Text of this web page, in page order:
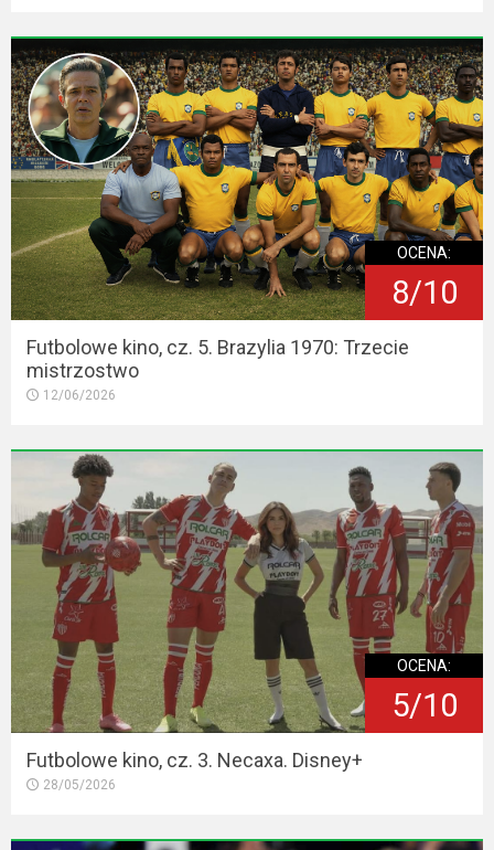
OCENA:
8/10
Futbolowe kino, cz. 5. Brazylia 1970: Trzecie
mistrzostwo
12/06/2026
OCENA:
5/10
Futbolowe kino, cz. 3. Necaxa. Disney+
28/05/2026